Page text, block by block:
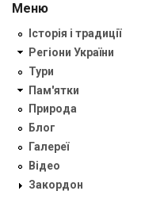
Меню
Історія і традиції
Регіони України
Тури
Пам'ятки
Природа
Блог
Галереї
Відео
Закордон